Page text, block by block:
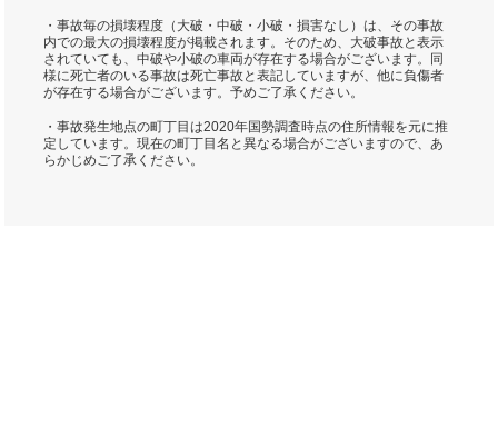
・事故毎の損壊程度（大破・中破・小破・損害なし）は、その事故
内での最大の損壊程度が掲載されます。そのため、大破事故と表示
されていても、中破や小破の車両が存在する場合がございます。同
様に死亡者のいる事故は死亡事故と表記していますが、他に負傷者
が存在する場合がございます。予めご了承ください。
・事故発生地点の町丁目は2020年国勢調査時点の住所情報を元に推
定しています。現在の町丁目名と異なる場合がございますので、あ
らかじめご了承ください。